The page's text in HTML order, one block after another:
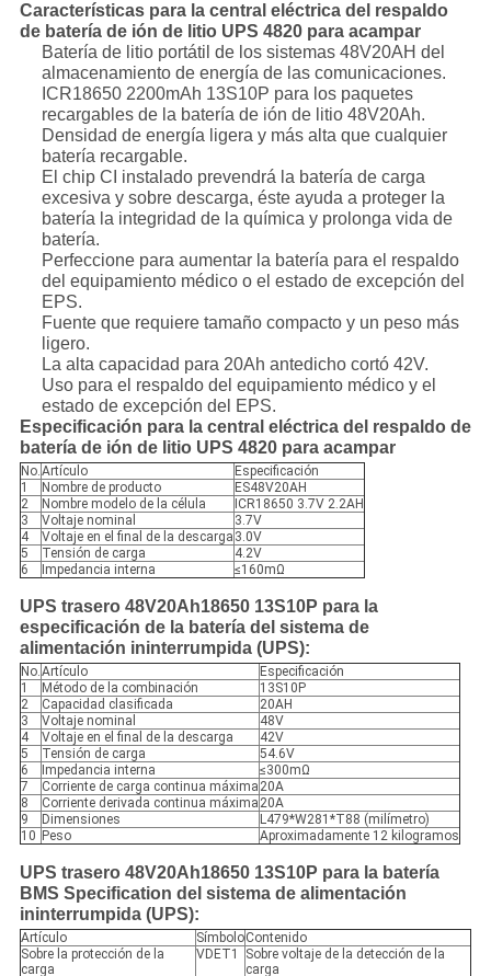
Características para la central eléctrica del respaldo
de batería de ión de litio UPS 4820 para acampar
Batería de litio portátil de los sistemas 48V20AH del
almacenamiento de energía de las comunicaciones.
ICR18650 2200mAh 13S10P para los paquetes
recargables de la batería de ión de litio 48V20Ah.
Densidad de energía ligera y más alta que cualquier
batería recargable.
El chip CI instalado prevendrá la batería de carga
excesiva y sobre descarga, éste ayuda a proteger la
batería la integridad de la química y prolonga vida de
batería.
Perfeccione para aumentar la batería para el respaldo
del equipamiento médico o el estado de excepción del
EPS.
Fuente que requiere tamaño compacto y un peso más
ligero.
La alta capacidad para 20Ah antedicho cortó 42V.
Uso para el respaldo del equipamiento médico y el
estado de excepción del EPS.
Especificación para la central eléctrica del respaldo de
batería de ión de litio UPS 4820 para acampar
No.Artículo
Especificación
1
Nombre de producto
ES48V20AH
2
Nombre modelo de la célula
ICR18650 3.7V 2.2AH
3
Voltaje nominal
3.7V
4
Voltaje en el final de la descarga 3.0V
5
Tensión de carga
4.2V
6
Impedancia interna ≤160mΩ
UPS trasero 48V20Ah18650 13S10P para la
especificación de la batería del sistema de
alimentación ininterrumpida (UPS):
No.Artículo
Especificación
1
Método de la combinación
13S10P
2
Capacidad clasificada
20AH
3
Voltaje nominal
48V
4
Voltaje en el final de la descarga
42V
5
Tensión de carga
54.6V
6
Impedancia interna
≤300mΩ
7
Corriente de carga continua máxima 20A
8
Corriente derivada continua máxima 20A
9
Dimensiones
L479*W281*T88 (milímetro)
10 Peso Aproximadamente 12 kilogramos
UPS trasero 48V20Ah18650 13S10P para la batería
BMS Specification del sistema de alimentación
ininterrumpida (UPS):
Artículo SímboloContenido
Sobre la protección de la
carga
VDET1
Sobre voltaje de la detección de la
carga